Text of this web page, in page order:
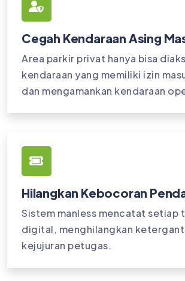
Cegah Kendaraan Asing
Area parkir privat hanya bisa
kendaraan yang memiliki izin
dan mengamankan kendaraan
Hilangkan Kebocoran
Sistem manless mencatat setiap
digital, menghilangkan
kejujuran petugas.